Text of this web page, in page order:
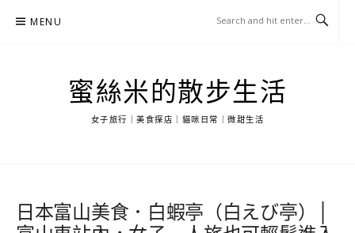
MENU
蜜絲米的散步生活
女子旅行｜美食探店｜貓咪日常｜微甜生活
日本富山美食．白蝦亭（白えび亭）│